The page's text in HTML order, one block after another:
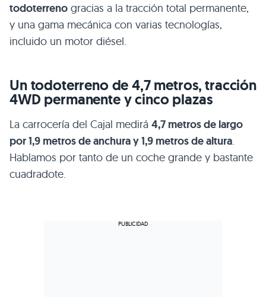
todoterreno gracias a la tracción total permanente,
y una gama mecánica con varias tecnologías,
incluido un motor diésel.
Un todoterreno de 4,7 metros, tracción
4WD permanente y cinco plazas
La carrocería del Cajal medirá 4,7 metros de largo
por 1,9 metros de anchura y 1,9 metros de altura
Hablamos por tanto de un coche grande y bastante
cuadradote.